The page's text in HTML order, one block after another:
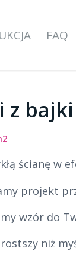
FAQ
z bajki
ścianę w
projekt
wzór do
niż